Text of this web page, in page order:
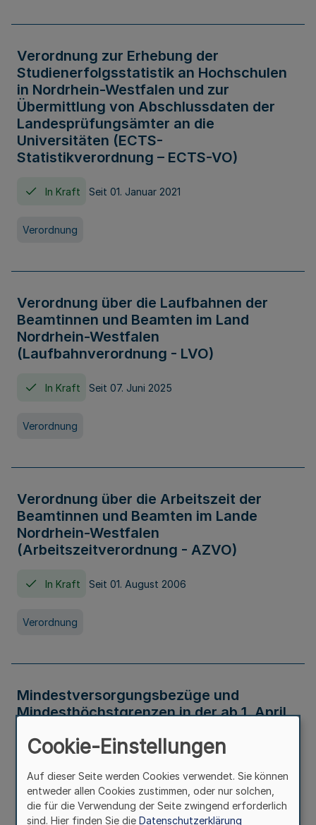
Verordnung zur Erhebung der
Studienerfolgsstatistik an Hochschulen
in Nordrhein-Westfalen und zur
Übermittlung von Abschlussdaten der
Landesprüfungsämter an die
Universitäten (ECTS-
Statistikverordnung – ECTS-VO)
In Kraft Seit 01. Januar 2021
Verordnung
Verordnung über die Laufbahnen der
Beamtinnen und Beamten im Land
Nordrhein-Westfalen
(Laufbahnverordnung - LVO)
In Kraft Seit 07. Juni 2025
Verordnung
Verordnung über die Arbeitszeit der
Beamtinnen und Beamten im Lande
Nordrhein-Westfalen
(Arbeitszeitverordnung - AZVO)
In Kraft Seit 01. August 2006
Verordnung
Mindestversorgungsbezüge und
Mindesthöchstgrenzen in der ab 1. April
Verwaltungsvorschrift
Cookie-Einstellungen
Auf dieser Seite werden Cookies verwendet. Sie können
entweder allen Cookies zustimmen, oder nur solchen,
die für die Verwendung der Seite zwingend erforderlich
sind. Hier finden Sie die Datenschutzerklärung